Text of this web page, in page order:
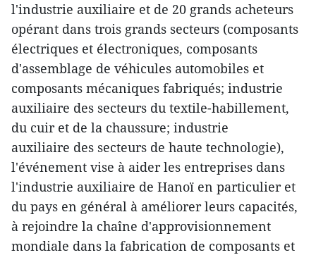
l'industrie auxiliaire et de 20 grands acheteurs
opérant dans trois grands secteurs (composants
électriques et électroniques, composants
d'assemblage de véhicules automobiles et
composants mécaniques fabriqués; industrie
auxiliaire des secteurs du textile-habillement,
du cuir et de la chaussure; industrie
auxiliaire des secteurs de haute technologie),
l'événement vise à aider les entreprises dans
l'industrie auxiliaire de Hanoï en particulier et
du pays en général à améliorer leurs capacités,
à rejoindre la chaîne d'approvisionnement
mondiale dans la fabrication de composants et